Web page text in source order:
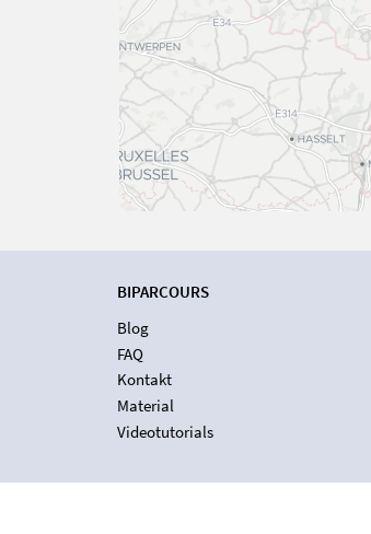
BIPARCOURS
Blog
FAQ
Kontakt
Material
Videotutorials